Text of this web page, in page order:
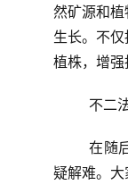
然矿源和
生长。不
植株，增强
不二
在随
疑解难。